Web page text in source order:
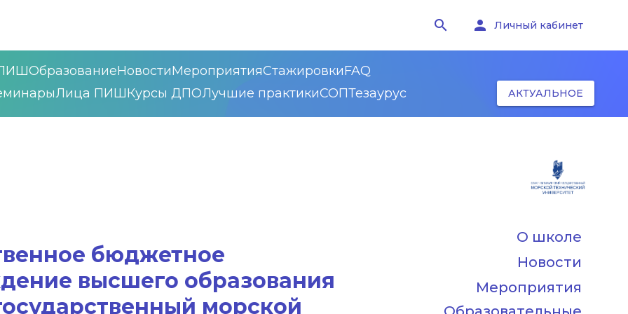
search person Личный кабинет
ОбразованиеНовостиМероприятияСтажировкиFAQ
Лица ПИШКурсы ДПОЛучшие практикиСОПТезаурус АКТУАЛЬНОЕ
бюджетное
высшего образования
морской
О школе
Новости
Мероприятия